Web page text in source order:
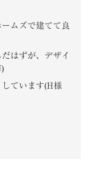
ムズで建てて良
はずが、デザイ
ています(H様